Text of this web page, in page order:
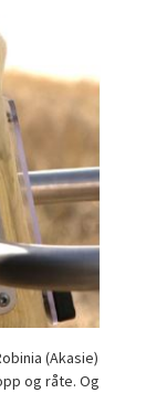
(Akasie)
og råte. Og